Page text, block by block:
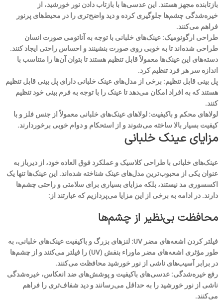
بازتابنده مجهز هستند. این عدسی‌ها با بازتاب دادن نور خورشید، از
خیره‌شدگی چشم‌ها جلوگیری کرده و دید واضح‌تری را در محیط‌های پرنور
فراهم می‌کنند.
طراحی ارگونومیک: عینک‌های خلبانی با توجه به آناتومی صورت انسان
طراحی شده‌اند تا به خوبی روی صورت بنشینند و احساس راحتی ایجاد کنند.
دسته‌های این عینک‌ها معمولاً قابل تنظیم هستند تا بتوان آن‌ها را متناسب با
اندازه سر هر فرد تنظیم کرد.
پل بینی قابل تنظیم: برخی از مدل‌های عینک خلبانی دارای پل بینی قابل تنظیم
هستند که به افراد امکان می‌دهد تا عینک را با توجه به فرم بینی خود تنظیم
کنند.
لولاهای محکم و باکیفیت: لولاهای عینک‌های خلبانی معمولاً از جنس فلز و با
کیفیت بسیار بالا ساخته می‌شوند و از استحکام و دوام خوبی برخوردارند.
مزایای عینک خلبانی
عینک‌های خلبانی با طراحی کلاسیک و عملکرد فوق ‌العاده خود، از دیرباز به
عنوان یکی از محبوب‌ترین مدل‌های عینک شناخته شده‌اند. این عینک‌ها تنها یک
اکسسوری مد نیستند، بلکه مزایای بسیاری برای سلامتی و راحتی چشم‌ها
دارند. در ادامه به برخی از این مزایا می‌پردازیم که عبارتند از:
محافظت بی‌نظیر از چشم‌ها
فیلتر کردن اشعه‌های مضر UV: لنزهای بزرگ و باکیفیت عینک‌های خلبانی، به
طور مؤثری اشعه‌های مضر ماوراء بنفش (UV) را فیلتر می‌کنند و از چشم‌ها
در برابر آسیب‌های ناشی از نور خورشید محافظت می‌کنند.
رفع خیره‌شدگی: عدسی‌های باکیفیت و پوشش‌های ضد انعکاس، خیره‌شدگی
ناشی از نور خورشید را به حداقل می‌رسانند و دید شفاف‌تری را فراهم
می‌کنند.